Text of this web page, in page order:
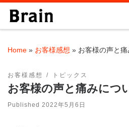
Skip to content
Home » お客様感想 » お客様の声と
お客様感想 トピックス
お客様の声と痛みにつ
Published 2022年5月6日